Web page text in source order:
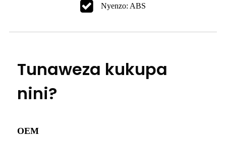
Nyenzo: ABS
Tunaweza kukupa
nini?
OEM